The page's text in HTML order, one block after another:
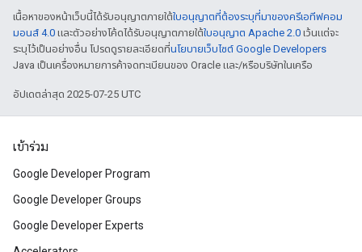
เนื้อหาของหน้าเว็บนี้ได้รับอนุญาตภายใต้ใบอนุญาตที่ต้องระบุที่มาของครีเอทีฟคอม
มอนส์ 4.0 และตัวอย่างโค้ดได้รับอนุญาตภายใต้ใบอนุญาต Apache 2.0 เว้นแต่จะ
ระบุไว้เป็นอย่างอื่น โปรดดูรายละเอียดที่นโยบายเว็บไซต์ Google Developers
Java เป็นเครื่องหมายการค้าจดทะเบียนของ Oracle และ/หรือบริษัทในเครือ
อัปเดตล่าสุด 2025-07-25 UTC
เข้าร่วม
Google Developer Program
Google Developer Groups
Google Developer Experts